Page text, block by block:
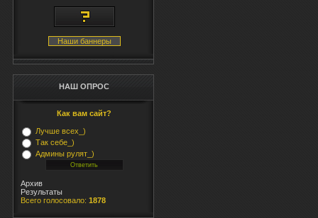
Наши баннеры
НАШ ОПРОС
Как вам сайт?
Лучше всех_)
Так себе_)
Админы рулят_)
Архив
Результаты
Всего голосовало: 1878